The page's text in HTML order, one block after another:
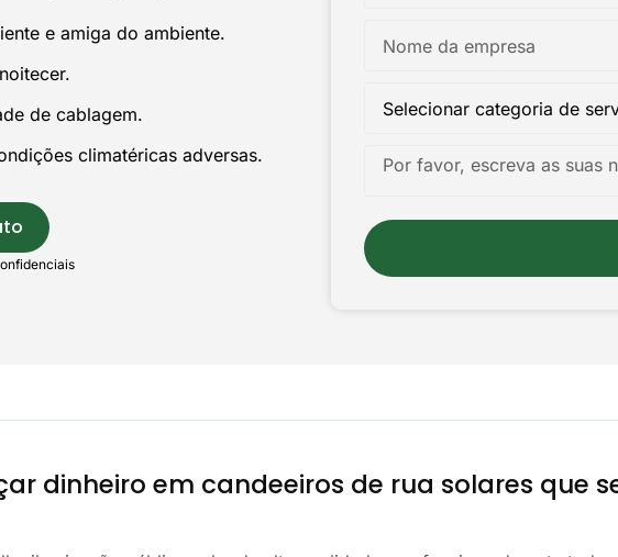
e amiga do ambiente.
de cablagem.
climatéricas adversas.
dinheiro em candeeiros de rua solares que